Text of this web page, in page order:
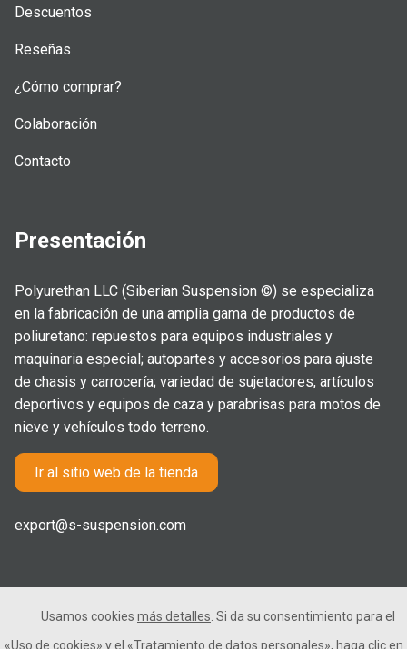
Descuentos
Reseñas
¿Cómo comprar?
Colaboración
Contacto
Presentación
Polyurethan LLC (Siberian Suspension ©) se especializa
en la fabricación de una amplia gama de productos de
poliuretano: repuestos para equipos industriales y
maquinaria especial; autopartes y accesorios para ajuste
de chasis y carrocería; variedad de sujetadores, artículos
deportivos y equipos de caza y parabrisas para motos de
nieve y vehículos todo terreno.
Ir al sitio web de la tienda
export@s-suspension.com
2005-2026 © Polyurethan LLC. Todos los derechos
Usamos cookies más detalles . Si da su consentimiento para el
«Uso de cookies» y el «Tratamiento de datos personales», haga clic en